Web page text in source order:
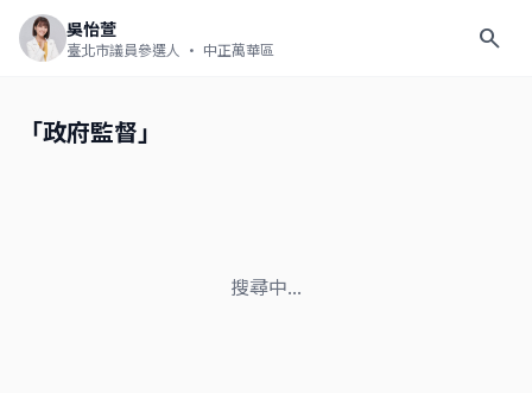
吳怡萱
臺北市議員參選人 · 中正萬華區 search
「政府監督」
搜尋中...